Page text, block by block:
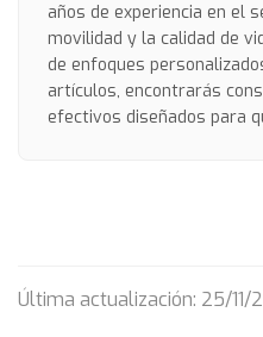
años de experiencia en el
movilidad y la calidad de
de enfoques
artículos, encontrarás
efectivos diseñados para
Última actualización: 25/11/